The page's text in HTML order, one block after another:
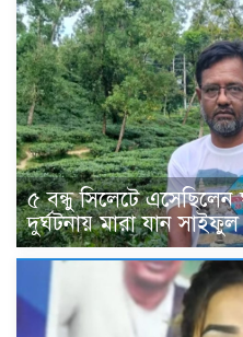
৫ বন্ধু সিলেটে
দুর্ঘটনায় মারা যান সাইফুল